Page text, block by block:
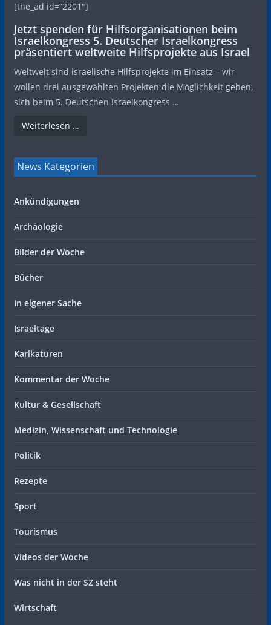
[the_ad id=“2201″]
Jetzt spenden für Hilfsorganisationen beim
Israelkongress 5. Deutscher Israelkongress
präsentiert weltweite Hilfsprojekte aus Israel
Weltweit sind israelische Hilfsprojekte im Einsatz – wir
wollen drei ausgewählten Projekten die Möglichkeit geben,
sich beim 5. Deutschen Israelkongress …
Weiterlesen …
News Kategorien
Ankündigungen
Archäologie
Bilder der Woche
Bücher
In eigener Sache
Israeltage
Karikaturen
Kommentar der Woche
Kultur & Gesellschaft
Medizin, Wissenschaft und Technologie
Politik
Rezepte
Sport
Tourismus
Videos der Woche
Was nicht in der SZ steht
Wirtschaft